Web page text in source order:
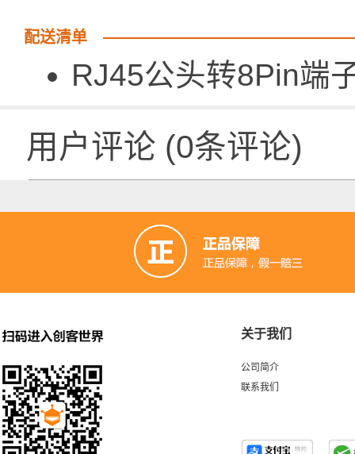
配送清单
RJ45公头转8Pin端
用户评论 (0条评论)
关于我们
公司简介
联系我们